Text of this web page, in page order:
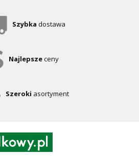
Szybka dostawa
Najlepszeceny
Szeroki asortyment